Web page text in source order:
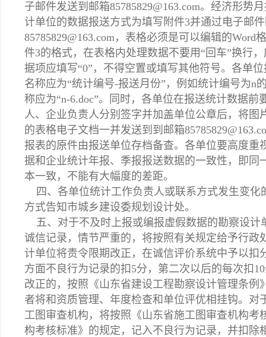
子邮件发送到邮箱85785829@163.com。经济形势
计单位的数据报送方式为填写附件3并通过电子邮
85785829@163.com，表格必须是可以编辑的Word
件3的格式，在表格内处理数据不要用“回车”换行
据项应填写“0”，不得空置或填写其他符号。各单
名称应为“统计编号-报送月份”，例如统计编号为n
称应为“n-6.doc”。同时，各单位在报送统计数据
人、企业负责人分别签字并加盖单位公章后，将图
的表格电子文档一并发送到 到邮箱
报表的原件由报送单位存档备查。各单位要高度重
据和企业统计年报、季报报送数据的一致性，即同
本一致，不能有大幅度的差距。
四、各单位统计工作负责人或联系方式发生变化
方式告知市城乡建设委规划设计处。
五、对于不及时上报或编报虚假数据的勘察设计
诚信记录，情节严重的，将按照有关规定给予行政
计单位将责令限期改正，在诚信评价系统中予以扣
方面不良行为记录的扣5分，第二次以后的每次扣
改正的，按照《山东省建设工程勘察设计管理条例
者将和资质管理、年度检查和单位评优相挂钩。对
工图审查机构，将按照《山东省施工图审查机构考
构考核标准》的规定，记入不良行为记录，并扣除